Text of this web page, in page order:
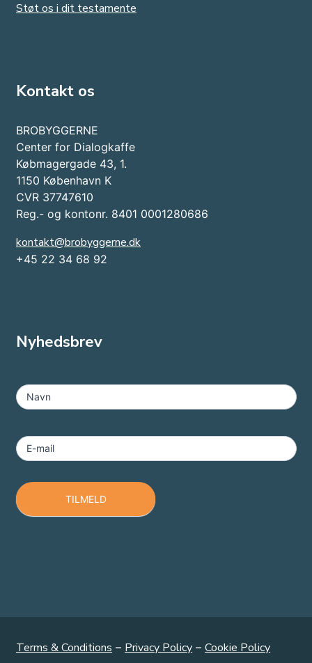
Støt os i dit testamente
Kontakt os
BROBYGGERNE
Center for Dialogkaffe
Købmagergade 43, 1.
1150 København K
CVR 37747610
Reg.- og kontonr. 8401 0001280686
kontakt@brobyggerne.dk
+45 22 34 68 92
Nyhedsbrev
-
Footer
Navn
E-mail
TILMELD
Terms & Conditions – Privacy Policy – Cookie Policy